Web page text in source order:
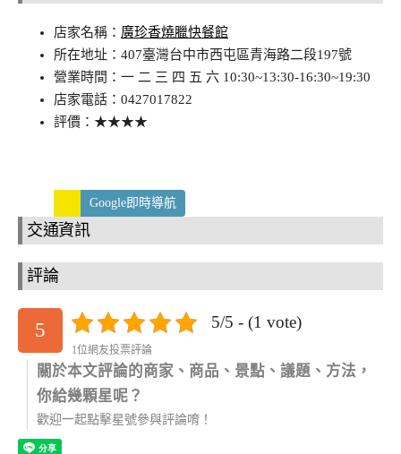
店家名稱： 廣珍香燒臘快餐館
所在地址：407臺灣台中市西屯區青海路二段197號
營業時間：一 二 三 四 五 六 10:30~13:30-16:30~19:30
店家電話：0427017822
評價：★★★★
Google即時導航
交通資訊
評論
5 5/5 - (1 vote)
1位網友投票評論
關於本文評論的商家、商品、景點、議題、方法，
你給幾顆星呢？
歡迎一起點擊星號參與評論唷！